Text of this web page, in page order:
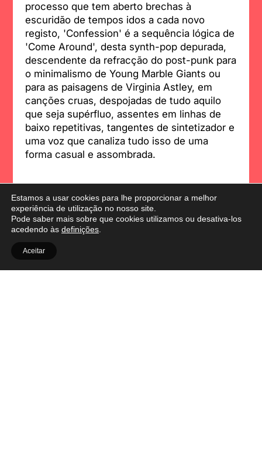
processo que tem aberto brechas à
escuridão de tempos idos a cada novo
registo, 'Confession' é a sequência lógica de
'Come Around', desta synth-pop depurada,
descendente da refracção do post-punk para
o minimalismo de Young Marble Giants ou
para as paisagens de Virginia Astley, em
canções cruas, despojadas de tudo aquilo
que seja supérfluo, assentes em linhas de
baixo repetitivas, tangentes de sintetizador e
uma voz que canaliza tudo isso de uma
forma casual e assombrada.
Estamos a usar cookies para lhe proporcionar a melhor
experiência de utilização no nosso site.
Pode saber mais sobre que cookies utilizamos ou desativa-los
acedendo às definições
Aceitar